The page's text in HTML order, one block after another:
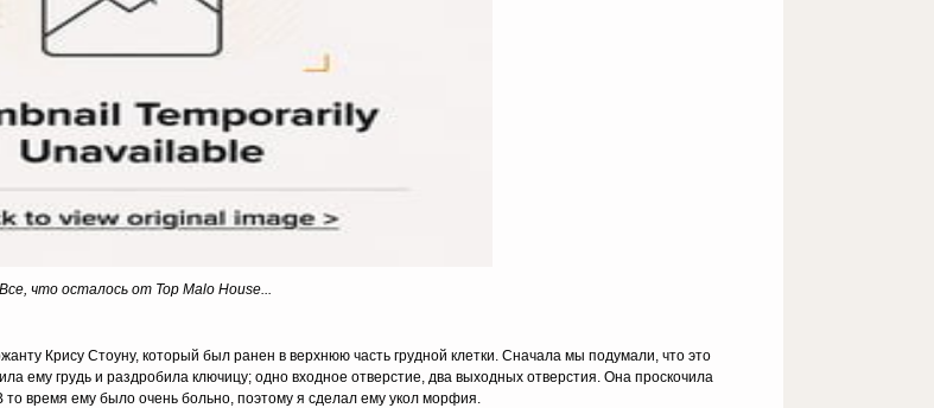
Все, что осталось от TopMaloHouse...
Крису Стоуну, который был ранен в верхнюю часть грудной клетки. Сначала мы подумали, что это
ему грудь и раздробила ключицу; одно входное отверстие, два выходных отверстия. Она проскочила
то время ему было очень больно, поэтому я сделал ему укол морфия.